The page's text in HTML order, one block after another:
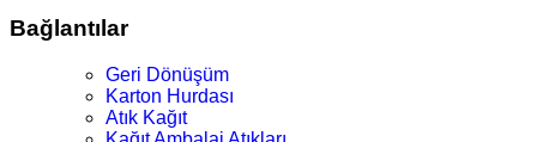
Bağlantılar
Geri Dönüşüm
Karton Hurdası
Atık Kağıt